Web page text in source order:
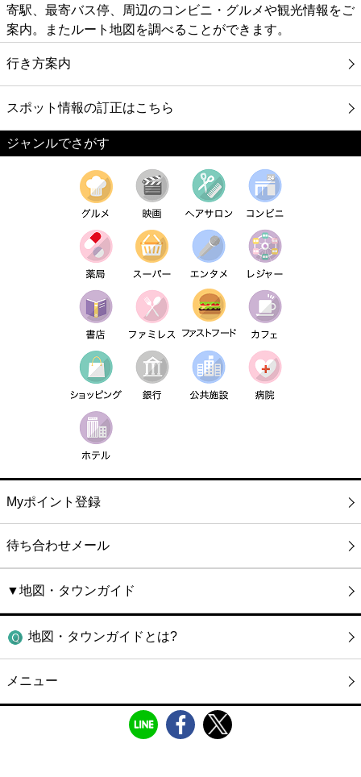
寄駅、最寄バス停、周辺のコンビニ・グルメや観光情報をご
案内。またルート地図を調べることができます。
行き方案内
スポット情報の訂正はこちら
ジャンルでさがす
Myポイント登録
待ち合わせメール
▼地図・タウンガイド
地図・タウンガイドとは?
メニュー